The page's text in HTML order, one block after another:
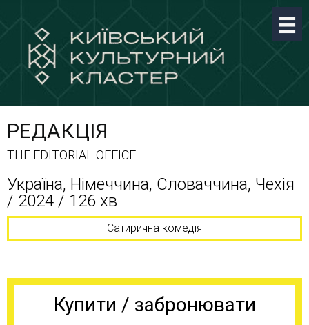
РЕДАКЦІЯ
THE EDITORIAL OFFICE
Україна, Німеччина, Словаччина, Чехія
/ 2024 / 126 хв
Сатирична комедія
Купити / забронювати